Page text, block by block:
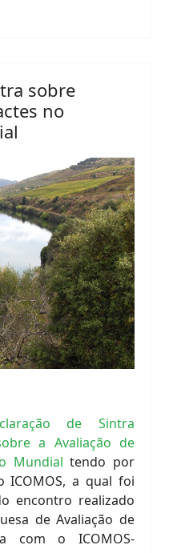
sobre
no
de Sintra
a Avaliação de
Mundial tendo por
ICOMOS, a qual foi
encontro realizado
de Avaliação de
com o ICOMOS-